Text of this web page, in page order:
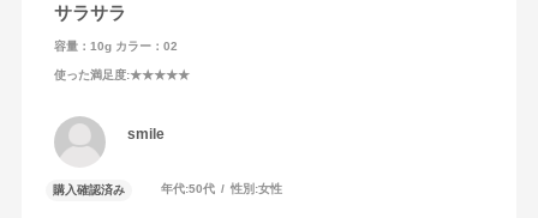
サラサラ
容量：10g カラー：02
使った満足度:★★★★★
smile
購入確認済み 年代:50代 性別:女性